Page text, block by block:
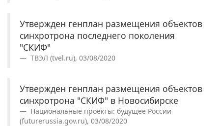
Утвержден генплан размещения объектов
синхротрона последнего поколения
"СКИФ"
ТВЭЛ (tvel.ru), 03/08/2020
Утвержден генплан размещения объектов
синхротрона "СКИФ" в Новосибирске
Национальные проекты: будущее России
(futurerussia.gov.ru), 03/08/2020